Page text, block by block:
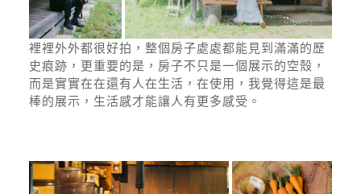
裡裡外外都很好拍，整個房子處處都能見到滿滿的歷
史痕跡，更重要的是，房子不只是一個展示的空殼，
而是實實在在還有人在生活，在使用，我覺得這是最
棒的展示，生活感才能讓人有更多感受。